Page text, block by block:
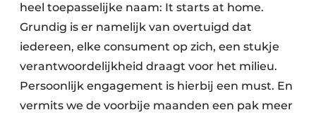
heel toepasselijke naam: It starts at home.
Grundig is er namelijk van overtuigd dat
iedereen, elke consument op zich, een stukje
verantwoordelijkheid draagt voor het milieu.
Persoonlijk engagement is hierbij een must. En
vermits we de voorbije maanden een pak meer